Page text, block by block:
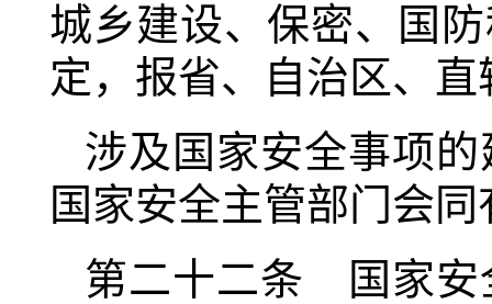
城乡建设、保密、国
定，报省、自治区、
涉及国家安全事项
国家安全主管部门会
第二十二条 国家安